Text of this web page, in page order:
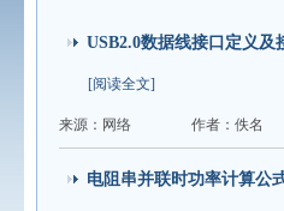
USB2.0数据线接口定义及
[阅读全文]
来源：网络 作者：佚名
电阻串并联时功率计算公